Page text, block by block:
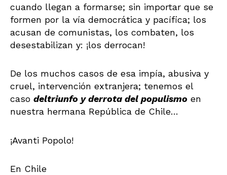
cuando llegan a formarse; sin importar que se
formen por la vía democrática y pacífica; los
acusan de comunistas, los combaten, los
desestabilizan y: ¡los derrocan!
De los muchos casos de esa impía, abusiva y
cruel, intervención extranjera; tenemos el
caso deltriunfo y derrota del populismo en
nuestra hermana República de Chile…
¡Avanti Popolo!
En Chile